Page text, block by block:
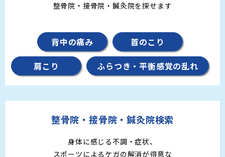
整骨院・接骨院・鍼灸院を探せます
背中の痛み
首のこり
肩こり
ふらつき・平衡感覚の乱れ
整骨院・接骨院・鍼灸院検索
身体に感じる不調・症状、
スポーツによるケガの解消が得意な